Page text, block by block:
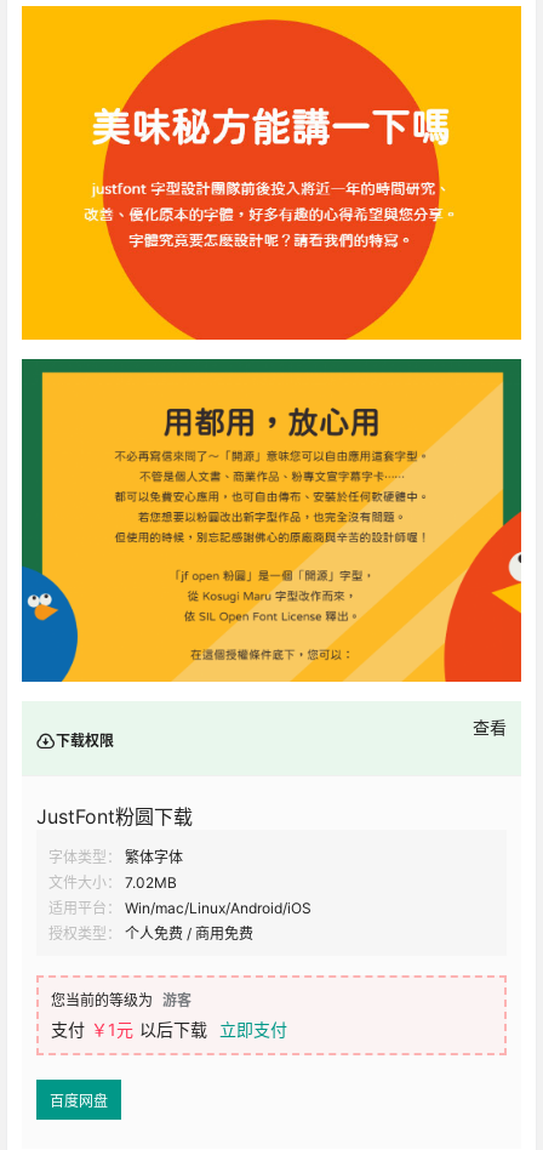
下载权限
查看
JustFont粉圆下载
字体类型：
繁体字体
文件大小：
7.02MB
适用平台：
Win/mac/Linux/Android/iOS
授权类型：
个人免费 / 商用免费
您当前的等级为 游客
支付 ￥1元 以后下载 立即支付
百度网盘